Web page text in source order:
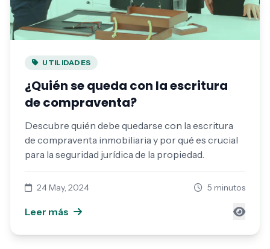
UTILIDADES
¿Quién se queda con la escritura
de compraventa?
Descubre quién debe quedarse con la escritura
de compraventa inmobiliaria y por qué es crucial
para la seguridad jurídica de la propiedad.
24 May, 2024 5 minutos
Leer más